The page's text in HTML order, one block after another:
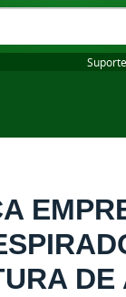
Suporte
DE